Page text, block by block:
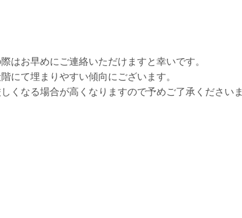
はお早めにご連絡いただけますと幸いです。
にて埋まりやすい傾向にございます。
くなる場合が高くなりますので予めご了承くださいま